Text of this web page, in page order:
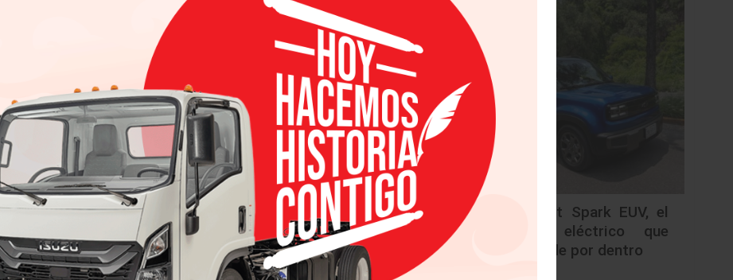
se entregan en siete categorías y se consideran como la
de un gran diseño automotriz. Su panel de jueces se
Diseño (tanto activos como jubilados) de fabricantes
escuelas de diseño de transporte en Estados Unidos.
del distinguido panel EyesOn Design. Orgulloso de cómo las
que a su vez han inspirado un nuevo lenguaje que
comentó Alfonso Albaisa, Vicepresidente Senior de
segmento de sedán mediano con una combinación de un
tecnologías de siguiente nivel para manejo autónomo y un
líneas directas y claras del sedán se combinan con un estilo
del diseño para sedanes de INFINITI, con un techo tipo
Chevrolet Spark EUV, el
urbano eléctrico que
sorprende por dentro